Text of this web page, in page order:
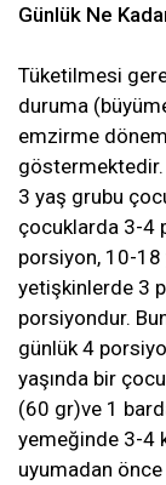
Günlük Ne
Tüketilmesi
duruma
emzirme
3 yaş grubu
çocuklarda 3-4
porsiyon, 10-
yetişkinlerde 3
porsiyondur.
günlük 4
yaşında bir
(60 gr)ve 1
yemeğinde 3-4
uyumadan